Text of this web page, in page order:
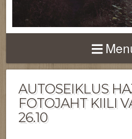
AUTOSEIKLUS
FOTOJAHT KIILI
26.10